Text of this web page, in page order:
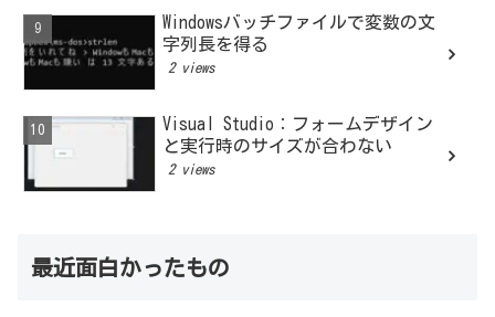
Windowsバッチファイルで変数の文
字列長を得る
2 views
Visual Studio：フォームデザイン
と実行時のサイズが合わない
2 views
最近面白かったもの